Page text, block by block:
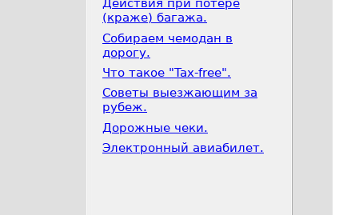
Действия при потере
(краже) багажа.
Собираем чемодан в
дорогу.
Что такое "Tax-free".
Советы выезжающим за
рубеж.
Дорожные чеки.
Электронный авиабилет.